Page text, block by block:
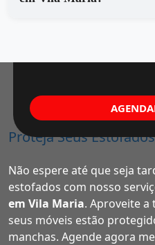
Proteja Seus
Não espere até que seja
estofados com nosso
em Vila Maria. Aproveite
seus móveis estão
manchas. Agende agora